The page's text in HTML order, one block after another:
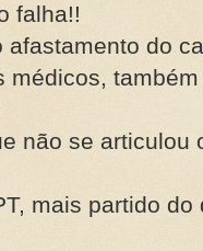
falha!!
afastamento do
médicos,
não se articulou
mais partido